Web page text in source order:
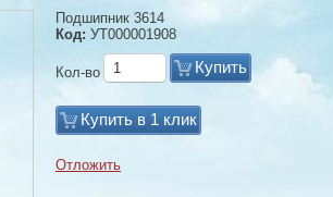
Подшипник 3614
Код: УТ000001908
Кол-во Купить
Купить в 1 клик
Отложить